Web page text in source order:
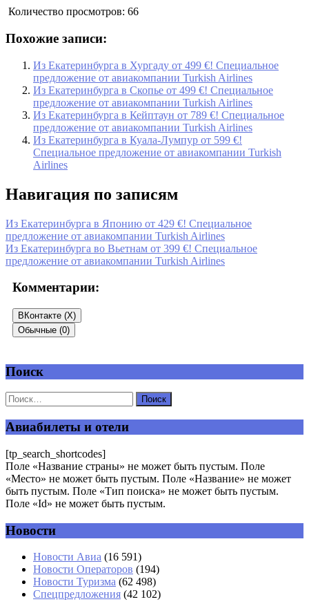
Количество просмотров: 66
Похожие записи:
Из Екатеринбурга в Хургаду от 499 €! Специальное
предложение от авиакомпании Turkish Airlines
Из Екатеринбурга в Скопье от 499 €! Специальное
предложение от авиакомпании Turkish Airlines
Из Екатеринбурга в Кейптаун от 789 €! Специальное
предложение от авиакомпании Turkish Airlines
Из Екатеринбурга в Куала-Лумпур от 599 €!
Специальное предложение от авиакомпании Turkish
Airlines
Навигация по записям
Из Екатеринбурга в Японию от 429 €! Специальное
предложение от авиакомпании Turkish Airlines
Из Екатеринбурга во Вьетнам от 399 €! Специальное
предложение от авиакомпании Turkish Airlines
Комментарии:
ВКонтакте (X)
Обычные (0)
Добавить комментарий
Ваш адрес email не будет опубликован.
Имя *
Email*
Поиск
Авиабилеты и отели
[tp_search_shortcodes]
Поле «Название страны» не может быть пустым. Поле
«Место» не может быть пустым. Поле «Название» не может
быть пустым. Поле «Тип поиска» не может быть пустым.
Поле «Id» не может быть пустым.
Новости
Новости Авиа (16 591)
Новости Операторов (194)
Новости Туризма (62 498)
Спецпредложения (42 102)